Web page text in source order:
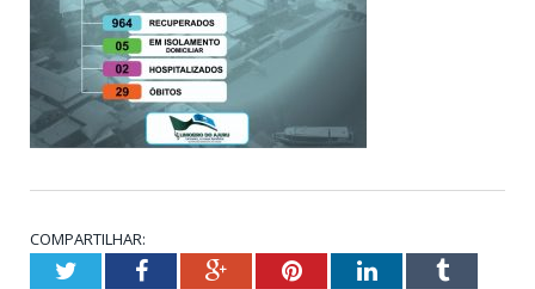
COMPARTILHAR:
TwitterFacebookGoogle+PinterestLinkedInTumblr